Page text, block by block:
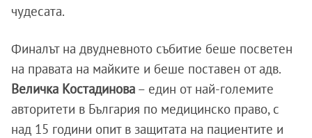
чудесата.
Финалът на двудневното събитие беше посветен
на правата на майките и беше поставен от адв.
Величка Костадинова – един от най-големите
авторитети в България по медицинско право, с
над 15 години опит в защитата на пациентите и